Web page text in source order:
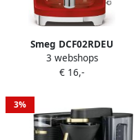
Smeg DCF02RDEU
Filterkoffiemachine
Koffiezetapparaat 10
40 min Aroma Instelling
Programmeerbare
Startfunctie 50 s Style Rood
3 webshops
€ 16,-
3%